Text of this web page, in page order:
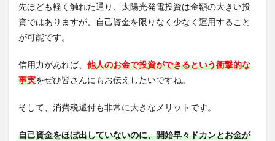
先ほども軽く触れた通り、太陽光発電投資は金額の大きい投
資ではありますが、自己資金を限りなく少なく運用すること
が可能です。
信用力があれば、 他人のお金で投資ができるという衝撃的な
事実をぜひ皆さんにもお伝えしたいですね。
そして、消費税還付も非常に大きなメリットです。
自己資金をほぼ出していないのに、開始早々ドカンとお金が